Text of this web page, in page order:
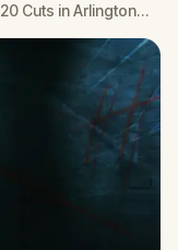
20 Cuts in Arlington, VA